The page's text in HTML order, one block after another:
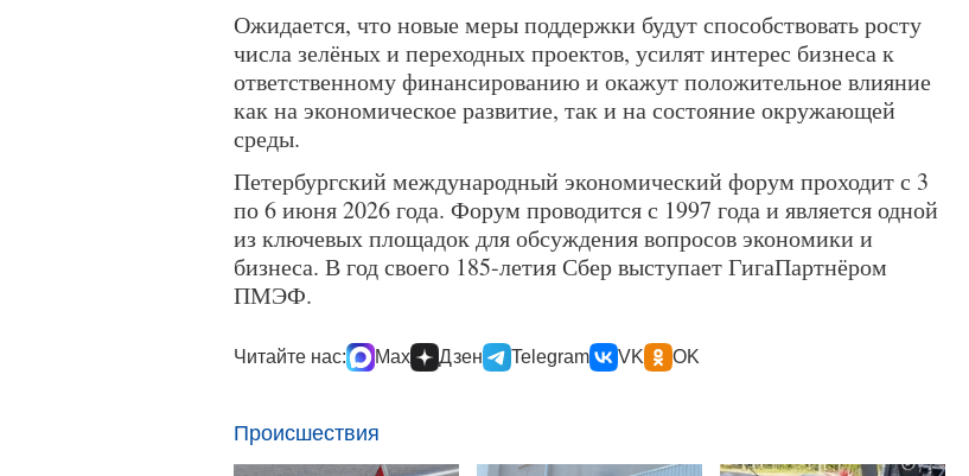
Ожидается, что новые меры поддержки будут способствовать росту
числа зелёных и переходных проектов, усилят интерес бизнеса к
ответственному финансированию и окажут положительное влияние
как на экономическое развитие, так и на состояние окружающей
среды.
Петербургский международный экономический форум проходит с 3
по 6 июня 2026 года. Форум проводится с 1997 года и является одной
из ключевых площадок для обсуждения вопросов экономики и
бизнеса. В год своего 185-летия Сбер выступает ГигаПартнёром
ПМЭФ.
Читайте нас: Max Дзен Telegram VK OK
Происшествия